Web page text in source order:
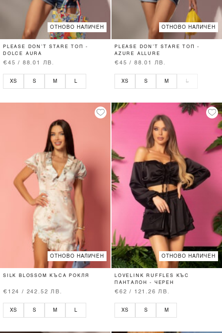
ОТНОВО НАЛИЧЕН
PLEASE DON’T STARE ТОП -
DOLCE AURA
€45 / 88.01 ЛВ.
XS S M
ОТНОВО НАЛИЧЕН
PLEASE DON’T STARE ТОП -
AZURE ALLURE
€45 / 88.01 ЛВ.
XS S M L
ОТНОВО НАЛИЧЕН
SILK BLOSSOM КЪСА РОКЛЯ
€124 / 242.52 ЛВ.
XS S M L
ОТНОВО НАЛИЧЕН
LOVELINK RUFFLES КЪС
ПАНТАЛОН - ЧЕРЕН
€62 / 121.26 ЛВ.
XS S M